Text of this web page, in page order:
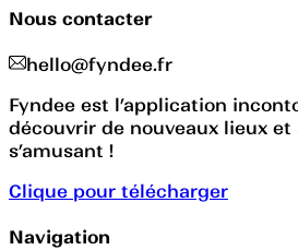
Nous contacter
hello@fyndee.fr
Fyndee est l’application
découvrir de nouveaux lieux
s’amusant !
Clique pour télécharger
Navigation